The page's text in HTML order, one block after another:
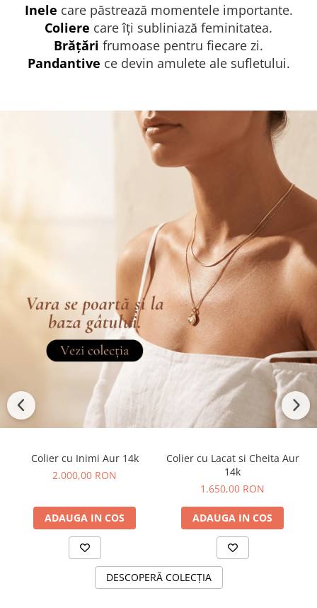
Inele care păstrează momentele importante.
Coliere care îți subliniază feminitatea.
Brățări frumoase pentru fiecare zi.
Pandantive ce devin amulete ale sufletului.
Colier cu Inimi Aur 14k
2.000,00 RON
ADAUGA IN COS
Colier cu Lacat si Cheita Aur
14k
1.650,00 RON
ADAUGA IN COS
DESCOPERĂ COLECȚIA